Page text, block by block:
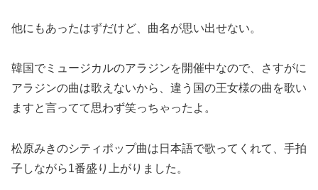
他にもあったはずだけど、曲名が思い出せない。
韓国でミュージカルのアラジンを開催中なので、さすがに
アラジンの曲は歌えないから、違う国の王女様の曲を歌い
ますと言ってて思わず笑っちゃったよ。
松原みきのシティポップ曲は日本語で歌ってくれて、手拍
子しながら1番盛り上がりました。